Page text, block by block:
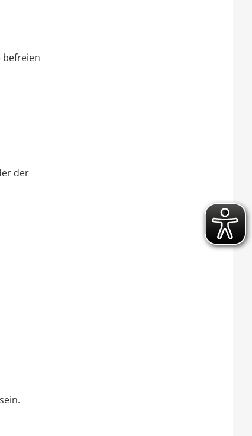
befreien
der